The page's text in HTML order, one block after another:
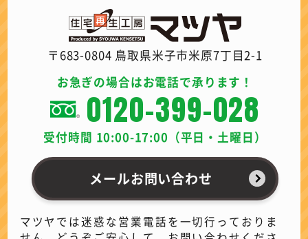
〒683-0804 鳥取県米子市米原7丁目2-1
お急ぎの場合はお電話で承ります！
0120-399-028
受付時間 10:00-17:00（平日・土曜日）
メールお問い合わせ
マツヤでは迷惑な営業電話を一切行っておりま